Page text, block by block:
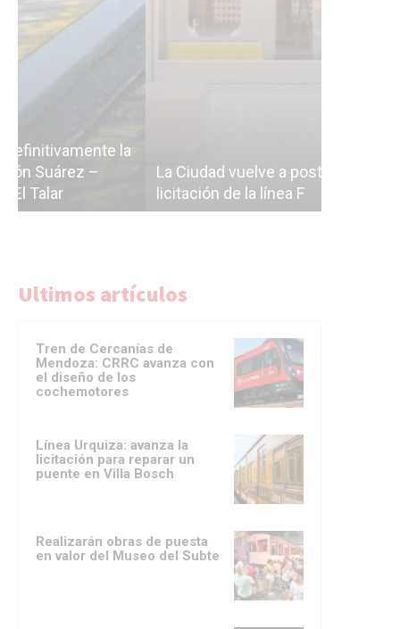
La Ciudad vuelve a postergar la
licitación de la línea F
Ultimos artículos
Tren de Cercanías de
Mendoza: CRRC avanza con
el diseño de los
cochemotores
Línea Urquiza: avanza la
licitación para reparar un
puente en Villa Bosch
Realizarán obras de puesta
en valor del Museo del Subte